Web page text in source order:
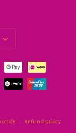
Refund policy